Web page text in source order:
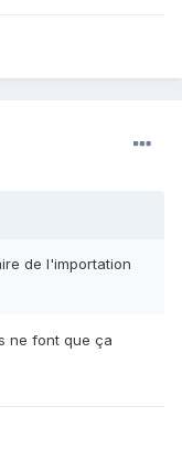
de l'importation
ne font que ça